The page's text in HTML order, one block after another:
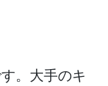
。大手のキ